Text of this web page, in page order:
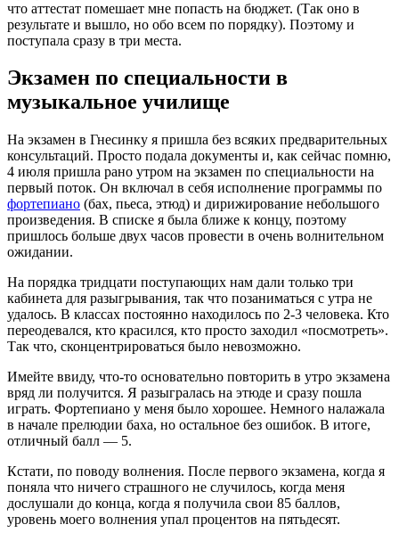
что аттестат помешает мне попасть на бюджет. (Так оно в
результате и вышло, но обо всем по порядку). Поэтому и
поступала сразу в три места.
Экзамен по специальности в
музыкальное училище
На экзамен в Гнесинку я пришла без всяких предварительных
консультаций. Просто подала документы и, как сейчас помню,
4 июля пришла рано утром на экзамен по специальности на
первый поток. Он включал в себя исполнение программы по
фортепиано (бах, пьеса, этюд) и дирижирование небольшого
произведения. В списке я была ближе к концу, поэтому
пришлось больше двух часов провести в очень волнительном
ожидании.
На порядка тридцати поступающих нам дали только три
кабинета для разыгрывания, так что позаниматься с утра не
удалось. В классах постоянно находилось по 2-3 человека. Кто
переодевался, кто красился, кто просто заходил «посмотреть».
Так что, сконцентрироваться было невозможно.
Имейте ввиду, что-то основательно повторить в утро экзамена
вряд ли получится. Я разыгралась на этюде и сразу пошла
играть. Фортепиано у меня было хорошее. Немного налажала
в начале прелюдии баха, но остальное без ошибок. В итоге,
отличный балл — 5.
Кстати, по поводу волнения. После первого экзамена, когда я
поняла что ничего страшного не случилось, когда меня
дослушали до конца, когда я получила свои 85 баллов,
уровень моего волнения упал процентов на пятьдесят.